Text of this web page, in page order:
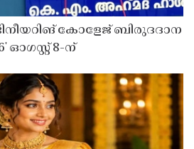
കോളേജ് ബിരുദദാന
ഓഗസ്റ്റ് 8-ന്